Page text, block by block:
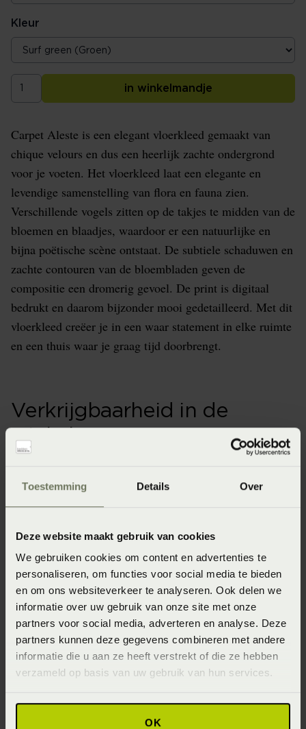
Toestemming Details Over
Deze website maakt gebruik van cookies
We gebruiken cookies om content en advertenties te
personaliseren, om functies voor social media te bieden
en om ons websiteverkeer te analyseren. Ook delen we
informatie over uw gebruik van onze site met onze
partners voor social media, adverteren en analyse. Deze
partners kunnen deze gegevens combineren met andere
informatie die u aan ze heeft verstrekt of die ze hebben
verzameld op basis van uw gebruik van hun services.
OK
Kleur
in winkelmandje
Carpet Aleste is een elegant vloerkleed gemaakt van
chique velours en dus een heerlijk zachte ondergrond
voor je voeten. Het vloerkleed laat een elegante en
levendige samenstelling van flora en fauna zien.
Verschillende vogels zitten op de takjes te midden van de
bloemen en blaadjes, waardoor er een natuurlijke en
bijna poëtische scène ontstaat. De subtiele schaduwen en
zachte contouren van de bloembladen geven de
compositie een dromerig gevoel. De print is digitaal
bedrukt en daarom bijzonder mooi gedetailleerd. Met dit
vloerkleed creëer je in een waar statement in elke ruimte
en een thuis waar je graag tijd doorbrengt.
Verkrijgbaarheid in de
winkels
de winkel. Wil je het product in de winkel bekijken?
Informeer dan eerst naar de beschikbaarheid.
Specificaties
Artikelnummer
8715944866385
Seizoen